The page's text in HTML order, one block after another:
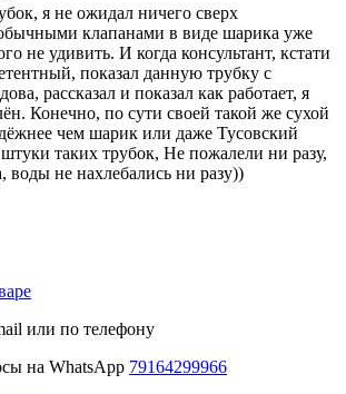
я не ожидал ничего сверх
клапанами в виде шарика уже
не удивить. И когда консультант, кстати
показал данную трубку с
рассказал и показал как работает, я
Конечно, по сути своей такой же сухой
чем шарик или даже Тусовский
таких трубок, Не пожалели ни разу,
воды не нахлебались ни разу))
или по телефону
на WhatsApp 79164299966